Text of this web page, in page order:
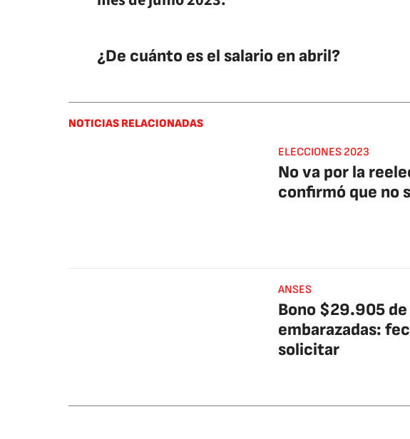
¿De cuánto es el salario en abril?
NOTICIAS RELACIONADAS
ELECCIONES 2023
No va por la
confirmó que no
ANSES
Bono $29.905 de
embarazadas:
solicitar